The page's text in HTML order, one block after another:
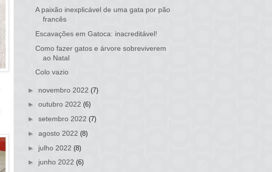
A paixão inexplicável de uma gata por pão
francês
Escavações em Gatoca: inacreditável!
Como fazer gatos e árvore sobreviverem
ao Natal
Colo vazio
► novembro 2022 (7)
► outubro 2022 (6)
► setembro 2022 (7)
► agosto 2022 (8)
► julho 2022 (8)
► junho 2022 (6)